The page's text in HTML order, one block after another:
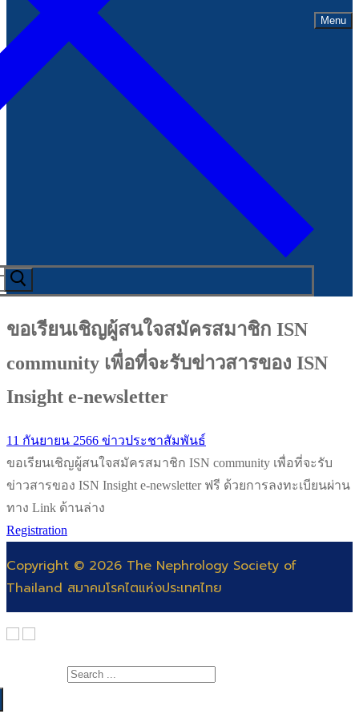
Menu
ขอเรียนเชิญผู้สนใจสมัครสมาชิก ISN
community เพื่อที่จะรับข่าวสารของ ISN
Insight e-newsletter
11 กันยายน 2566 ข่าวประชาสัมพันธ์
ขอเรียนเชิญผู้สนใจสมัครสมาชิก ISN community เพื่อที่จะรับ
ข่าวสารของ ISN Insight e-newsletter ฟรี ด้วยการลงทะเบียนผ่าน
ทาง Link ด้านล่าง
Registration
Copyright © 2026 The Nephrology Society of
Thailand สมาคมโรคไตแห่งประเทศไทย